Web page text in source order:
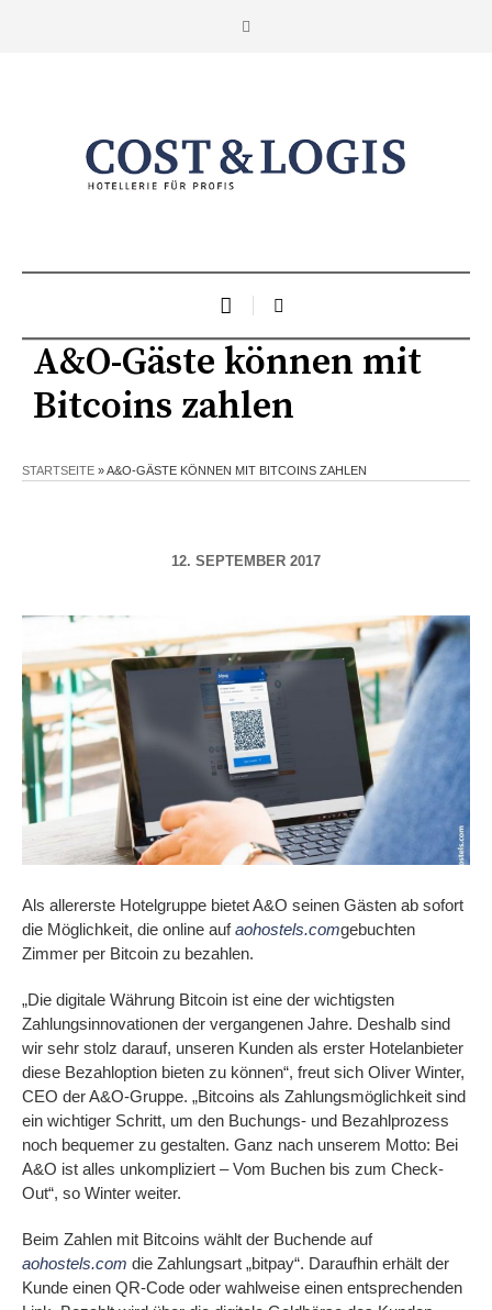
A&O-Gäste können mit
Bitcoins zahlen
STARTSEITE »A&O-GÄSTE KÖNNEN MIT BITCOINS ZAHLEN
12. SEPTEMBER 2017
Als allererste Hotelgruppe bietet A&O seinen Gästen ab sofort
die Möglichkeit, die online aufaohostels.comgebuchten
Zimmer per Bitcoin zu bezahlen.
„Die digitale Währung Bitcoin ist eine der wichtigsten
Zahlungsinnovationen der vergangenen Jahre. Deshalb sind
wir sehr stolz darauf, unseren Kunden als erster Hotelanbieter
diese Bezahloption bieten zu können“, freut sich Oliver Winter,
CEO der A&O-Gruppe. „Bitcoins als Zahlungsmöglichkeit sind
ein wichtiger Schritt, um den Buchungs- und Bezahlprozess
noch bequemer zu gestalten. Ganz nach unserem Motto: Bei
A&O ist alles unkompliziert – Vom Buchen bis zum Check-
Out“, so Winter weiter.
Beim Zahlen mit Bitcoins wählt der Buchende auf
aohostels.com die Zahlungsart „bitpay“. Daraufhin erhält der
Kunde einen QR-Code oder wahlweise einen entsprechenden